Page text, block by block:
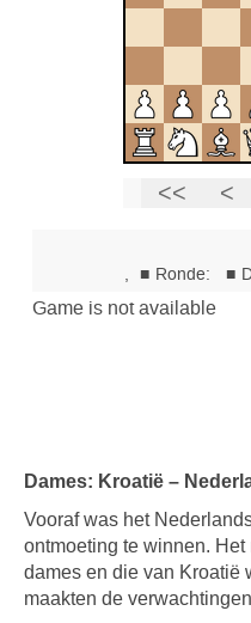
Dames: Kroatië –
Vooraf was het
ontmoeting te winnen.
dames en die van Kroatië
maakten de